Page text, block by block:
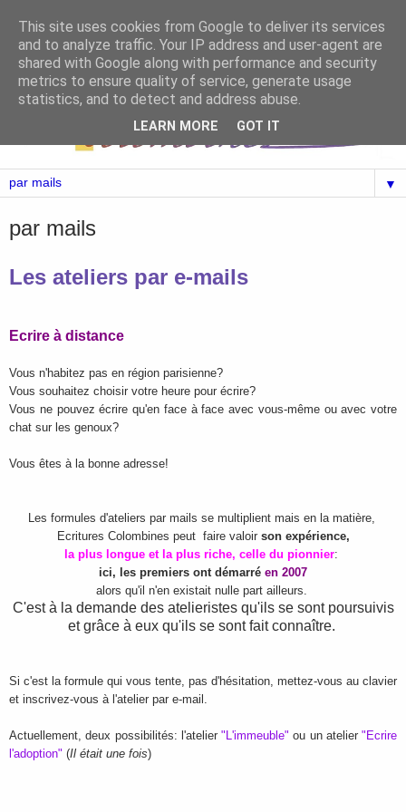
▼
par mails
Les ateliers par e-mails
Ecrire à distance
Vous n'habitez pas en région parisienne?
Vous souhaitez choisir votre heure pour écrire?
Vous ne pouvez écrire qu'en face à face avec vous-même ou avec votre
chat sur les genoux?
Vous êtes à la bonne adresse!
Les formules d'ateliers par mails se multiplient mais en la matière,
Ecritures Colombines peut faire valoir son expérience,
la plus longue et la plus riche, celle du pionnier:
ici, les premiers ont démarré en 2007
alors qu'il n'en existait nulle part ailleurs.
C'est à la demande des atelieristes qu'ils se sont poursuivis
et grâce à eux qu'ils se sont fait connaître.
Si c'est la formule qui vous tente, pas d'hésitation, mettez-vous au clavier
et inscrivez-vous à l'atelier par e-mail.
Actuellement, deux possibilités: l'atelier "L'immeuble" ou un atelier "Ecrire
l'adoption" (Il était une fois)
This site uses cookies from Google to deliver its services
and to analyze traffic. Your IP address and user-agent are
shared with Google along with performance and security
metrics to ensure quality of service, generate usage
statistics, and to detect and address abuse.
LEARN MORE GOT IT